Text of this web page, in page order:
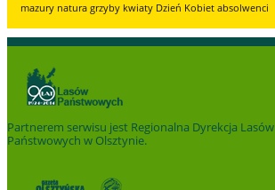
mazury natura grzyby kwiaty Dzień Kobiet absolwenci
Partnerem serwisu jest Regionalna Dyrekcja Lasów
Państwowych w Olsztynie.